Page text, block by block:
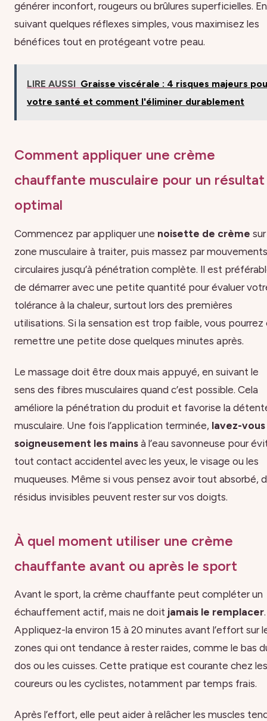
générer inconfort, rougeurs ou brûlures superficielles. En
suivant quelques réflexes simples, vous maximisez les
bénéfices tout en protégeant votre peau.
LIRE AUSSI Graisse viscérale : 4 risques majeurs
votre santé et comment l'éliminer durablement
Comment appliquer une crème
chauffante musculaire pour un résultat
optimal
Commencez par appliquer une noisette de crème
zone musculaire à traiter, puis massez par mouvements
circulaires jusqu’à pénétration complète. Il est
de démarrer avec une petite quantité pour évaluer
tolérance à la chaleur, surtout lors des premières
utilisations. Si la sensation est trop faible, vous pourrez
remettre une petite dose quelques minutes après.
Le massage doit être doux mais appuyé, en suivant le
sens des fibres musculaires quand c’est possible. Cela
améliore la pénétration du produit et favorise la
musculaire. Une fois l’application terminée, lavez-vous
soigneusement les mains à l’eau savonneuse pour
tout contact accidentel avec les yeux, le visage ou les
muqueuses. Même si vous pensez avoir tout absorbé,
résidus invisibles peuvent rester sur vos doigts.
À quel moment utiliser une crème
chauffante avant ou après le sport
Avant le sport, la crème chauffante peut compléter un
échauffement actif, mais ne doit jamais le remplacer.
Appliquez-la environ 15 à 20 minutes avant l’effort sur
zones qui ont tendance à rester raides, comme le bas
dos ou les cuisses. Cette pratique est courante chez les
coureurs ou les cyclistes, notamment par temps frais.
Après l’effort, elle peut aider à relâcher les muscles